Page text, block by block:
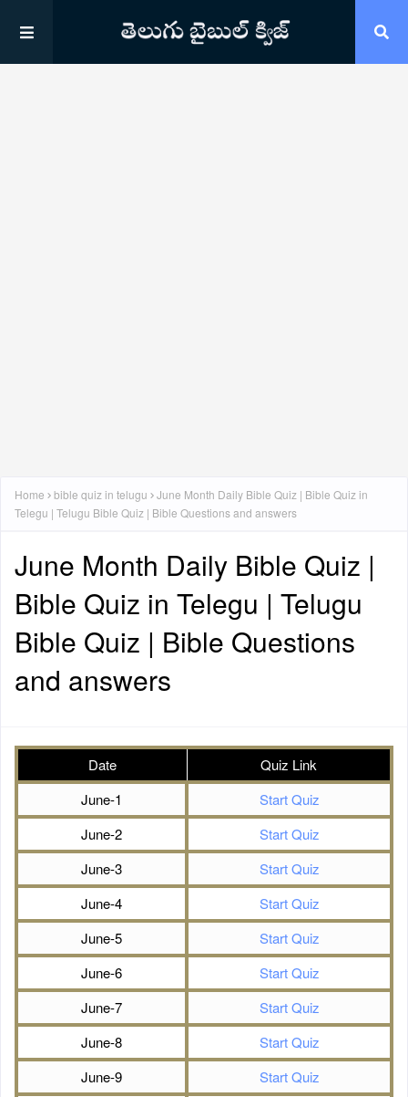
Home bible quiz in telugu
June Month Daily Bible Quiz | Bible Quiz in
Telegu | Telugu Bible Quiz | Bible Questions and answers
June Month Daily Bible Quiz |
Bible Quiz in Telegu | Telugu
Bible Quiz | Bible Questions
and answers
Date
Quiz Link
June-1
Start Quiz
June-2
Start Quiz
June-3
Start Quiz
June-4
Start Quiz
June-5
Start Quiz
June-6
Start Quiz
June-7
Start Quiz
June-8
Start Quiz
June-9
Start Quiz